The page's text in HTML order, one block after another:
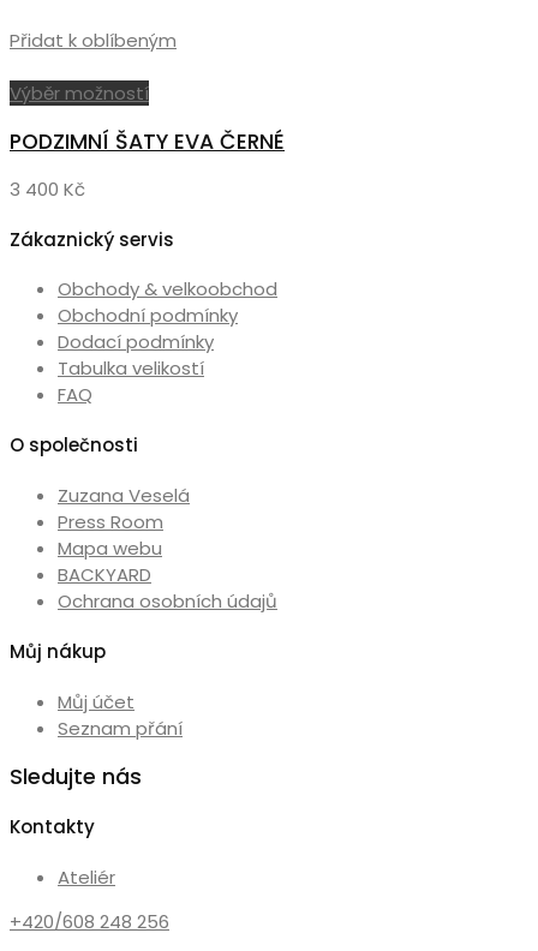
Přidat k oblíbeným
Výběr možnostíTento
má
lze
vybrat
na
stránce
produktu
PODZIMNÍ ŠATY EVA ČERNÉ
3 400 Kč
Zákaznický servis
Obchody & velkoobchod
Obchodní podmínky
Dodací podmínky
Tabulka velikostí
FAQ
O společnosti
Zuzana Veselá
Press Room
Mapa webu
BACKYARD
Ochrana osobních údajů
Můj nákup
Můj účet
Seznam přání
Sledujte nás
Kontakty
Ateliér
+420/608 248 256